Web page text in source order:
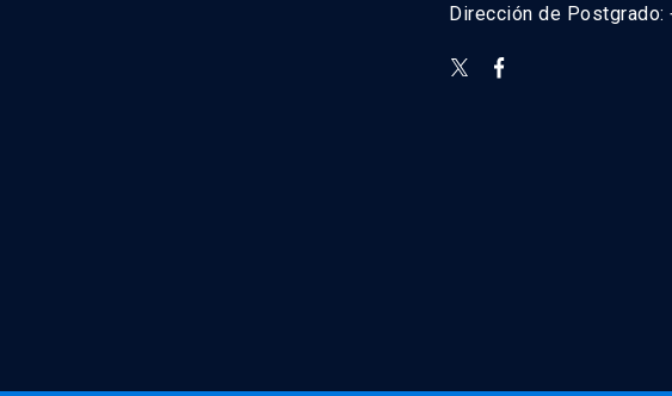
Dirección de Postgrado: